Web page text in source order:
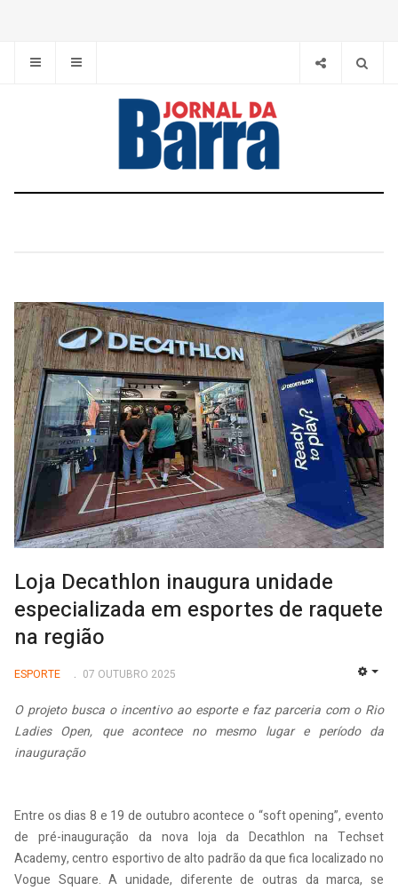
Loja Decathlon inaugura unidade
especializada em esportes de raquete
na região
ESPORTE 07 OUTUBRO 2025
O projeto busca o incentivo ao esporte e faz parceria com o Rio
Ladies Open, que acontece no mesmo lugar e período da
inauguração
Entre os dias 8 e 19 de outubro acontece o “soft opening”, evento
de pré-inauguração da nova loja da Decathlon na Techset
Academy, centro esportivo de alto padrão da que fica localizado no
Vogue Square. A unidade, diferente de outras da marca, se